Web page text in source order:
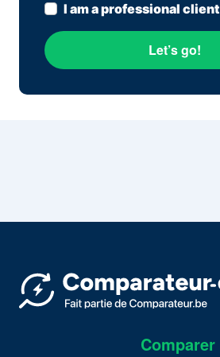
I am a professional client
Let’s go!
Comparer